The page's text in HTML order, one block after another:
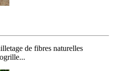
de fibres naturelles